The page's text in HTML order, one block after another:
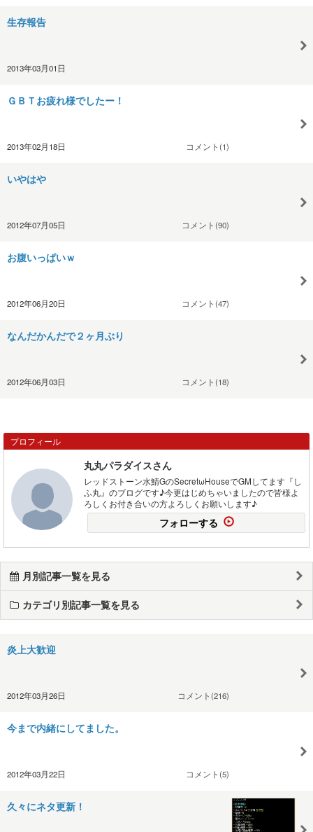
生存報告
2013年03月01日
ＧＢＴお疲れ様でしたー！
2013年02月18日 コメント(1)
いやはや
2012年07月05日 コメント(90)
お腹いっぱいｗ
2012年06月20日 コメント(47)
なんだかんだで２ヶ月ぶり
2012年06月03日 コメント(18)
プロフィール
丸丸パラダイスさん
レッドストーン水鯖GのSecretωHouseでGMしてます『し
ふ丸』のブログです♪今更はじめちゃいましたので皆様よ
ろしくお付き合いの方よろしくお願いします♪
フォローする
月別記事一覧を見る
カテゴリ別記事一覧を見る
炎上大歓迎
2012年03月26日 コメント(216)
今まで内緒にしてました。
2012年03月22日 コメント(5)
久々にネタ更新！